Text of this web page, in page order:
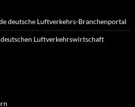
deutsche Luftverkehrs-Branchenportal
Luftverkehrswirtschaft